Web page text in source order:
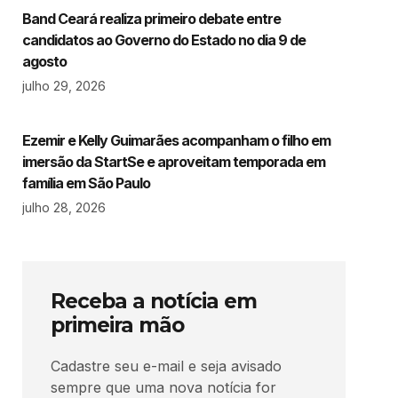
Band Ceará realiza primeiro debate entre
candidatos ao Governo do Estado no dia 9 de
agosto
julho 29, 2026
Ezemir e Kelly Guimarães acompanham o filho em
imersão da StartSe e aproveitam temporada em
família em São Paulo
julho 28, 2026
Receba a notícia em
primeira mão
Cadastre seu e-mail e seja avisado
sempre que uma nova notícia for